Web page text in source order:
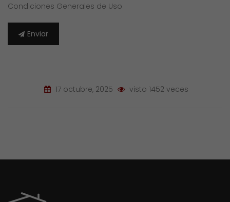
Condiciones Generales de Uso
Enviar
17 octubre, 2025 visto 1452 veces